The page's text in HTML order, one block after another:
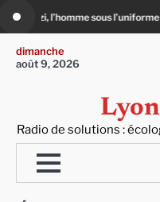
content
sous l’uniforme de police
dimanche
août 9, 2026
Radio de solutions :